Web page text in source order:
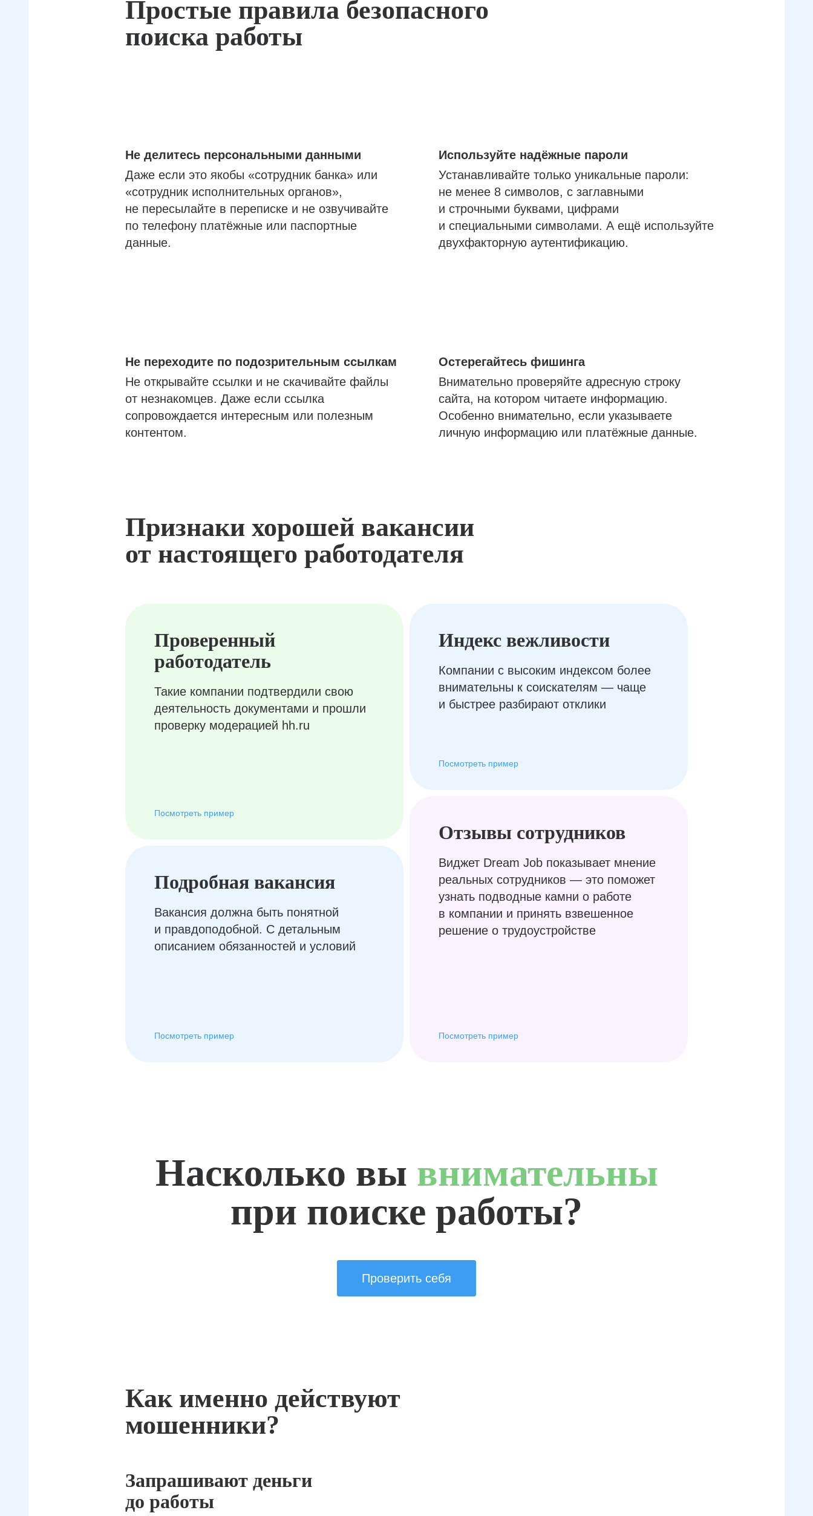
Простые правила безопасного
поиска работы
Не делитесь персональными данными
Даже если это якобы «сотрудник банка» или
«сотрудник исполнительных органов»,
не пересылайте в переписке и не озвучивайте
по телефону платёжные или паспортные
данные.
Используйте надёжные пароли
Устанавливайте только уникальные пароли:
не менее 8 символов, с заглавными
и строчными буквами, цифрами
и специальными символами. А ещё используйте
двухфакторную аутентификацию.
Не переходите по подозрительным ссылкам
Не открывайте ссылки и не скачивайте файлы
от незнакомцев. Даже если ссылка
сопровождается интересным или полезным
контентом.
Остерегайтесь фишинга
Внимательно проверяйте адресную строку
сайта, на котором читаете информацию.
Особенно внимательно, если указываете
личную информацию или платёжные данные.
Признаки хорошей вакансии
от настоящего работодателя
Проверенный
работодатель
Такие компании подтвердили свою
деятельность документами и прошли
проверку модерацией hh.ru
Посмотреть пример
Подробная вакансия
Вакансия должна быть понятной
и правдоподобной. С детальным
описанием обязанностей и условий
Посмотреть пример
Отзывы сотрудников
Виджет Dream Job показывает мнение
реальных сотрудников — это поможет
узнать подводные камни о работе
в компании и принять взвешенное
решение о трудоустройстве
Посмотреть пример
Индекс вежливости
Компании с высоким индексом более
внимательны к соискателям — чаще
и быстрее разбирают отклики
Посмотреть пример
Насколько вы внимательны
при поиске работы?
Проверить себя
Как именно действуют
мошенники?
Запрашивают деньги
до работы